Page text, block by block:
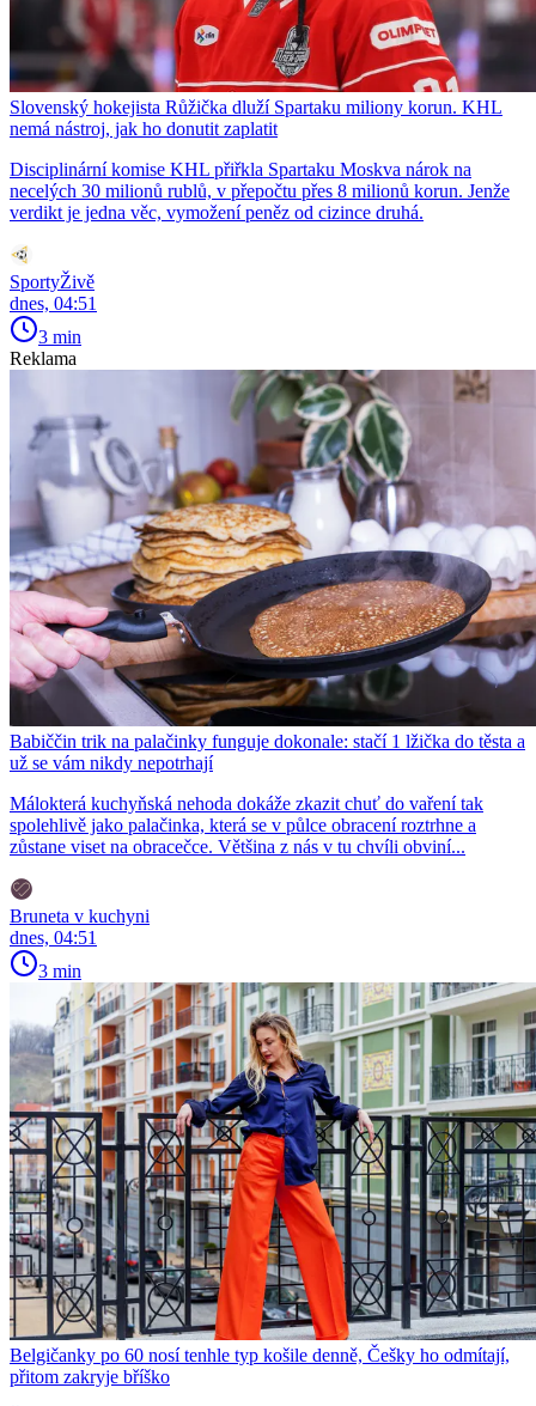
Slovenský hokejista Růžička dluží Spartaku miliony korun. KHL
nemá nástroj, jak ho donutit zaplatit
Disciplinární komise KHL přiřkla Spartaku Moskva nárok na
necelých 30 milionů rublů, v přepočtu přes 8 milionů korun. Jenže
verdikt je jedna věc, vymožení peněz od cizince druhá.
SportyŽivě
dnes, 04:51
3 min
Reklama
Babiččin trik na palačinky funguje dokonale: stačí 1 lžička do těsta a
už se vám nikdy nepotrhají
Málokterá kuchyňská nehoda dokáže zkazit chuť do vaření tak
spolehlivě jako palačinka, která se v půlce obracení roztrhne a
zůstane viset na obracečce. Většina z nás v tu chvíli obviní...
Bruneta v kuchyni
dnes, 04:51
3 min
Belgičanky po 60 nosí tenhle typ košile denně, Češky ho odmítají,
přitom zakryje bříško